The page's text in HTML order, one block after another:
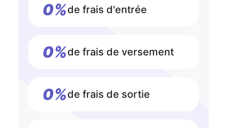
0%de frais d'entrée
0%de frais de versement
0%de frais de sortie